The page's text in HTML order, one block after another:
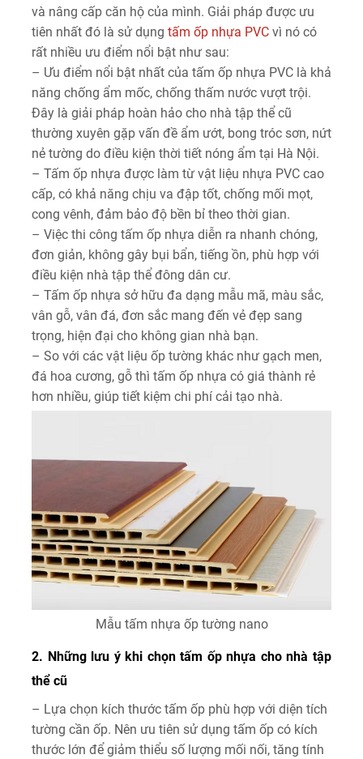
và nâng cấp căn hộ của mình. Giải pháp được ưu
tiên nhất đó là sử dụng tấm ốp nhựa PVC vì nó có
rất nhiều ưu điểm nổi bật như sau:
– Ưu điểm nổi bật nhất của tấm ốp nhựa PVC là khả
năng chống ẩm mốc, chống thấm nước vượt trội.
Đây là giải pháp hoàn hảo cho nhà tập thể cũ
thường xuyên gặp vấn đề ẩm ướt, bong tróc sơn, nứt
nẻ tường do điều kiện thời tiết nóng ẩm tại Hà Nội.
– Tấm ốp nhựa được làm từ vật liệu nhựa PVC cao
cấp, có khả năng chịu va đập tốt, chống mối mọt,
cong vênh, đảm bảo độ bền bỉ theo thời gian.
– Việc thi công tấm ốp nhựa diễn ra nhanh chóng,
đơn giản, không gây bụi bẩn, tiếng ồn, phù hợp với
điều kiện nhà tập thể đông dân cư.
– Tấm ốp nhựa sở hữu đa dạng mẫu mã, màu sắc,
vân gỗ, vân đá, đơn sắc mang đến vẻ đẹp sang
trọng, hiện đại cho không gian nhà bạn.
– So với các vật liệu ốp tường khác như gạch men,
đá hoa cương, gỗ thì tấm ốp nhựa có giá thành rẻ
hơn nhiều, giúp tiết kiệm chi phí cải tạo nhà.
Mẫu tấm nhựa ốp tường nano
2. Những lưu ý khi chọn tấm ốp nhựa cho nhà tập
thể cũ
– Lựa chọn kích thước tấm ốp phù hợp với diện tích
tường cần ốp. Nên ưu tiên sử dụng tấm ốp có kích
thước lớn để giảm thiểu số lượng mối nối, tăng tính